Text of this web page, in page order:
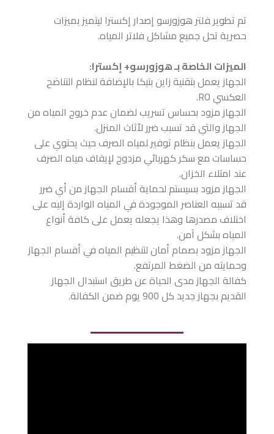
تم تطوير فلتر هوزورسو إصدار إكسترا ليتميز بميزات
حصرية تحل جميع مشاكل فلاتر المياه.
الميزات الخاصة بـ هوزورسو+ إكسترا:
الجهاز يعمل بتقنية زاين بتيكا بالإضافة لنظام التناضح
العكسي RO.
الجهاز مزود بحساس تسريب لضمان عدم خروج المياه من
الجهاز والتي قد تسبب ضرر لأثاث المنزل.
الجهاز يعمل بنظام توفير لمياه الصرف حيث يحتوي على
حساسات مع سكر كهربائي مزدوج لإيقاف مياه الصرف
عند امتلاء الخزان.
الجهاز مزود بسيستم لحماية أقسام الجهاز من أي ضرر
قد تسببه العناصر الموجودة في المياه الواردة إليه على
اختلاف مصدرها وهذا يجعله يعمل على كافة أنواع
المياه بشكل آمن.
الجهاز مزود بصمام أمان لتنظيم المياه في أقسام الجهاز
وحمايته من الضغط المرتفع.
كفالة الجهاز مدى الحياة عن طريق استبدال الجهاز
القديم بجهاز جديد كل 900 يوم ضمن الكفالة.